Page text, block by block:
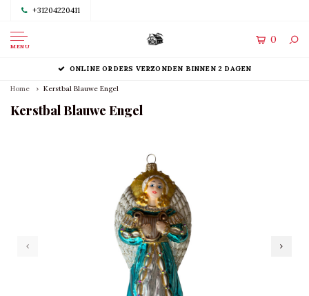
+31204220411
MENU
0
ONLINE ORDERS VERZONDEN BINNEN 2 DAGEN
Home Kerstbal Blauwe Engel
Kerstbal Blauwe Engel